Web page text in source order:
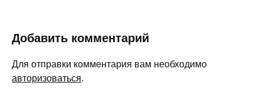
Добавить комментарий
Для отправки комментария вам необходимо
авторизоваться.